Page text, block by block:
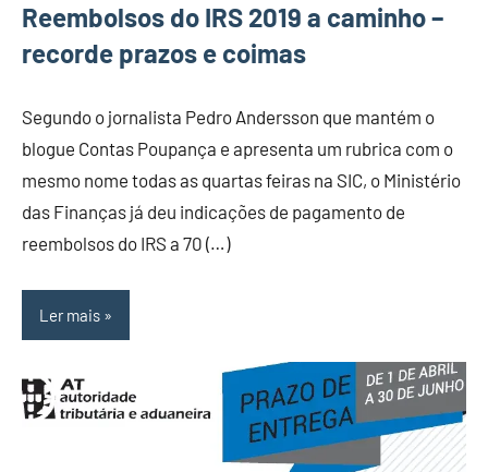
Reembolsos do IRS 2019 a caminho –
recorde prazos e coimas
Segundo o jornalista Pedro Andersson que mantém o
blogue Contas Poupança e apresenta um rubrica com o
mesmo nome todas as quartas feiras na SIC, o Ministério
das Finanças já deu indicações de pagamento de
reembolsos do IRS a 70 (…)
Ler mais